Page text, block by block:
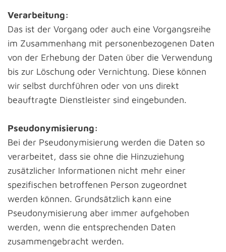
Verarbeitung:
Das ist der Vorgang oder auch eine Vorgangsreihe
im Zusammenhang mit personenbezogenen Daten
von der Erhebung der Daten über die Verwendung
bis zur Löschung oder Vernichtung. Diese können
wir selbst durchführen oder von uns direkt
beauftragte Dienstleister sind eingebunden.
Pseudonymisierung:
Bei der Pseudonymisierung werden die Daten so
verarbeitet, dass sie ohne die Hinzuziehung
zusätzlicher Informationen nicht mehr einer
spezifischen betroffenen Person zugeordnet
werden können. Grundsätzlich kann eine
Pseudonymisierung aber immer aufgehoben
werden, wenn die entsprechenden Daten
zusammengebracht werden.